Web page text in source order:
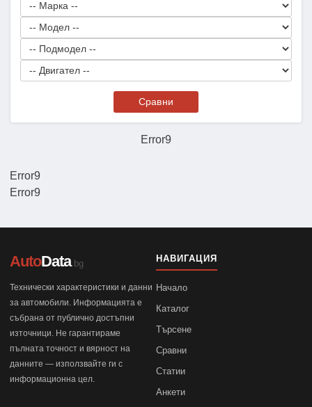
Error9
Сравни
Error9
Error9
AutoData.bg
Технически характеристики и данни
за автомобили. Информацията е
събрана от публично достъпни
източници. Не гарантираме
пълната точност и вярност на
данните — използвайте ги с
информационна цел.
НАВИГАЦИЯ
Начало
Каталог
Търсене
Сравни
Статии
Анкети